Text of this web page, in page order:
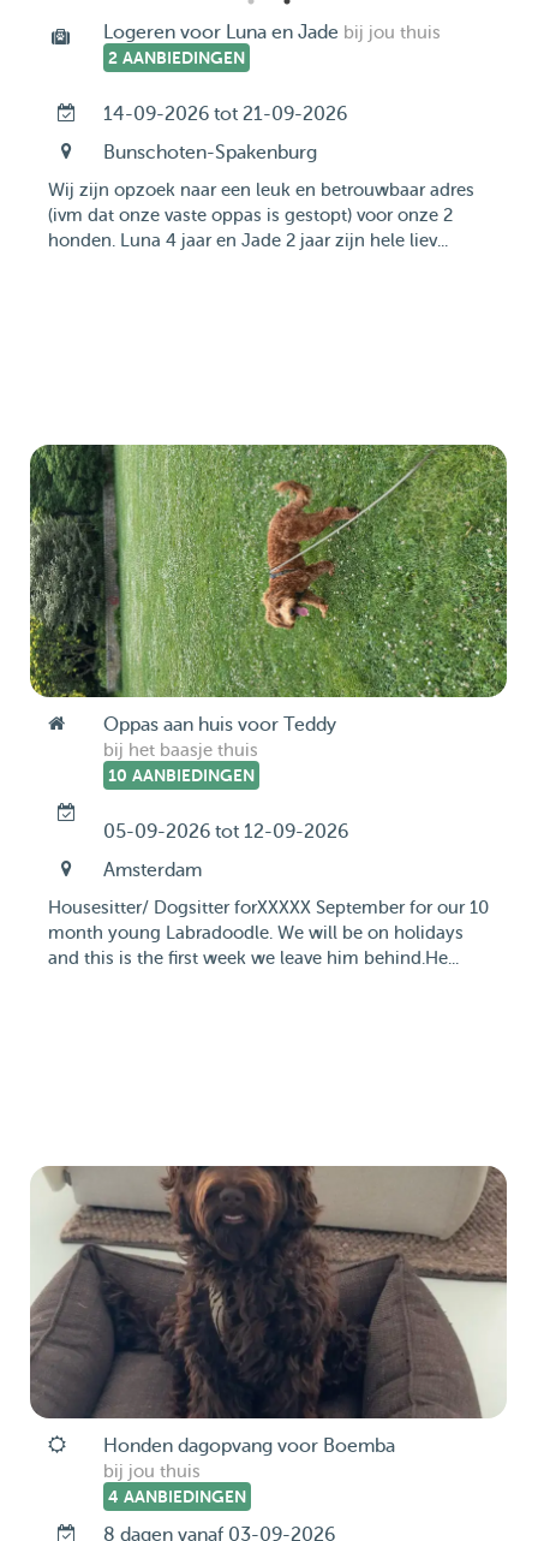
Logeren voor Luna en Jade bij jou thuis
2 AANBIEDINGEN
14-09-2026 tot 21-09-2026
Bunschoten-Spakenburg
Wij zijn opzoek naar een leuk en betrouwbaar adres
(ivm dat onze vaste oppas is gestopt) voor onze 2
honden. Luna 4 jaar en Jade 2 jaar zijn hele liev...
Oppas aan huis voor Teddy
bij het baasje thuis
10 AANBIEDINGEN
05-09-2026 tot 12-09-2026
Amsterdam
Housesitter/ Dogsitter forXXXXX September for our 10
month young Labradoodle. We will be on holidays
and this is the first week we leave him behind.He...
Honden dagopvang voor Boemba
bij jou thuis
4 AANBIEDINGEN
8 dagen vanaf 03-09-2026